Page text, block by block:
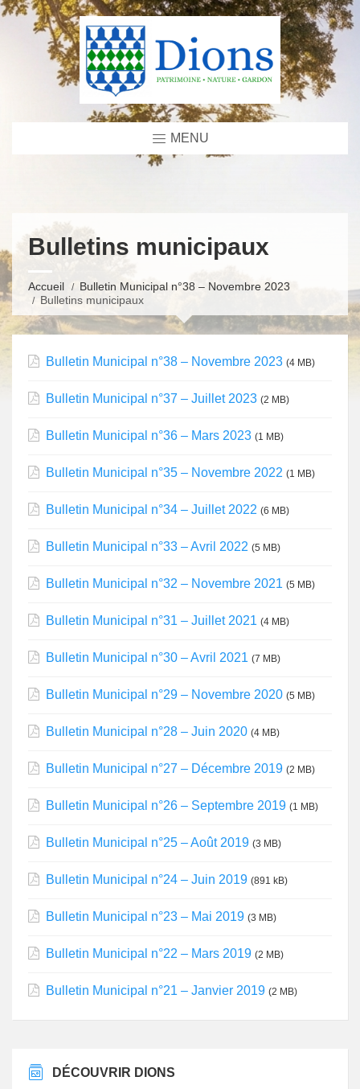
MENU
Bulletins municipaux
Accueil
Bulletin Municipal n°38 – Novembre 2023
Bulletins municipaux
Bulletin Municipal n°38 – Novembre 2023 (4 MB)
Bulletin Municipal n°37 – Juillet 2023 (2 MB)
Bulletin Municipal n°36 – Mars 2023 (1 MB)
Bulletin Municipal n°35 – Novembre 2022 (1 MB)
Bulletin Municipal n°34 – Juillet 2022 (6 MB)
Bulletin Municipal n°33 – Avril 2022 (5 MB)
Bulletin Municipal n°32 – Novembre 2021 (5 MB)
Bulletin Municipal n°31 – Juillet 2021 (4 MB)
Bulletin Municipal n°30 – Avril 2021 (7 MB)
Bulletin Municipal n°29 – Novembre 2020 (5 MB)
Bulletin Municipal n°28 – Juin 2020 (4 MB)
Bulletin Municipal n°27 – Décembre 2019 (2 MB)
Bulletin Municipal n°26 – Septembre 2019 (1 MB)
Bulletin Municipal n°25 – Août 2019 (3 MB)
Bulletin Municipal n°24 – Juin 2019 (891 kB)
Bulletin Municipal n°23 – Mai 2019 (3 MB)
Bulletin Municipal n°22 – Mars 2019 (2 MB)
Bulletin Municipal n°21 – Janvier 2019 (2 MB)
DÉCOUVRIR DIONS